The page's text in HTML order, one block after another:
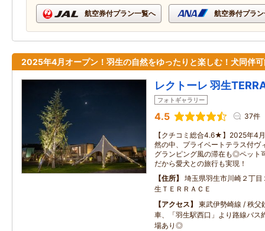
航空券付プラン一覧へ 航空券付プラ
2025年4月オープン！羽生の自然をゆったりと楽しむ！犬同伴
レクトーレ 羽生
フォトギャラリー
4.5 37件
【クチコミ総合4.6★】2025年4
然の中、プライベートテラス付ヴ
グランピング風の滞在も◎ペット
だから愛犬との旅行も実現！
住所
埼玉県羽生市川崎２丁
生ＴＥＲＲＡＣＥ
アクセス
東武伊勢崎線 / 秩父
車、「羽生駅西口」より路線バス
場あり◎